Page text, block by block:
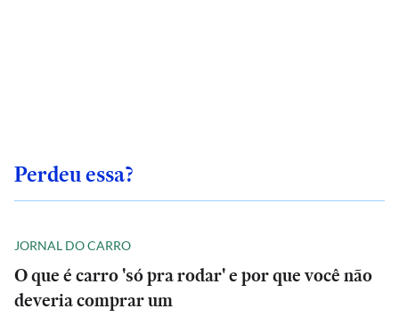
Perdeu essa?
JORNAL DO CARRO
O que é carro 'só pra rodar' e por que você não
deveria comprar um